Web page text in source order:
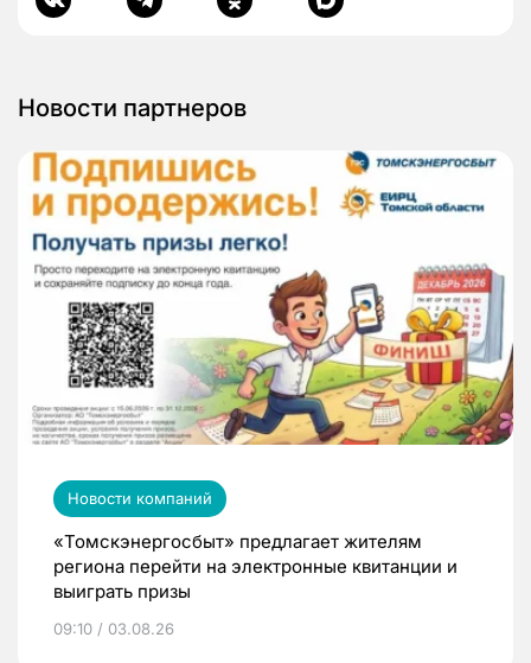
Новости партнеров
Новости компаний
«Томскэнергосбыт» предлагает жителям
региона перейти на электронные квитанции и
выиграть призы
09:10 / 03.08.26